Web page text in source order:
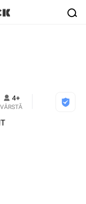
4+
VÂRSTĂ